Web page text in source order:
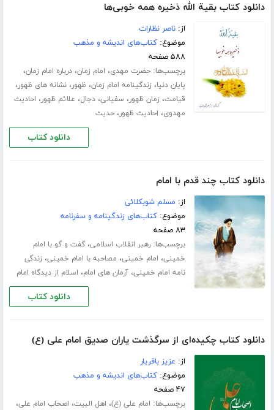
دانلود کتاب بقیة الله ذخیره همه خوبی‌ها
از:ناصر نظارات
موضوع:کتاب‌های اندیشه و مذهب
۵۸۸ صفحه
برچسب‌ها:حضرت مهدی، امام زمان،درباره امام زمان،
پایان دنیا، زندگینامه امام زمان، ظهور،نشانه های ظهور،
قیامت، زمان ظهور، سفیانی،دجال، علائم ظهور، احادیث
مهدوی، احادیث ظهور،حدیث
دانلود کتاب
دانلود کتاب چند قدم با امام
از: مسلم شوبکلائی
موضوع:کتاب‌های زندگینامه و سفرنامه
۸۳ صفحه
برچسب‌ها:رهبر انقلاب اسلامی،گفت و گو با امام
خمینی، امام خمینی، مصاحبه با امام خمینی، زندگی
نامه امام خمینی،آرمان های امام، اسلام از دیدگاه امام
دانلود کتاب
دانلود کتاب چکیده‌ای از سرگذشت یاران صدیق امام علی (ع)
از: عزیز باقریار
موضوع:کتاب‌های اندیشه و مذهب
۴۷ صفحه
برچسب‌ها: امام علی (ع)، اهل البیت، اصحاب امام علی،